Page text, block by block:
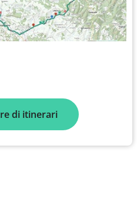
di itinerari